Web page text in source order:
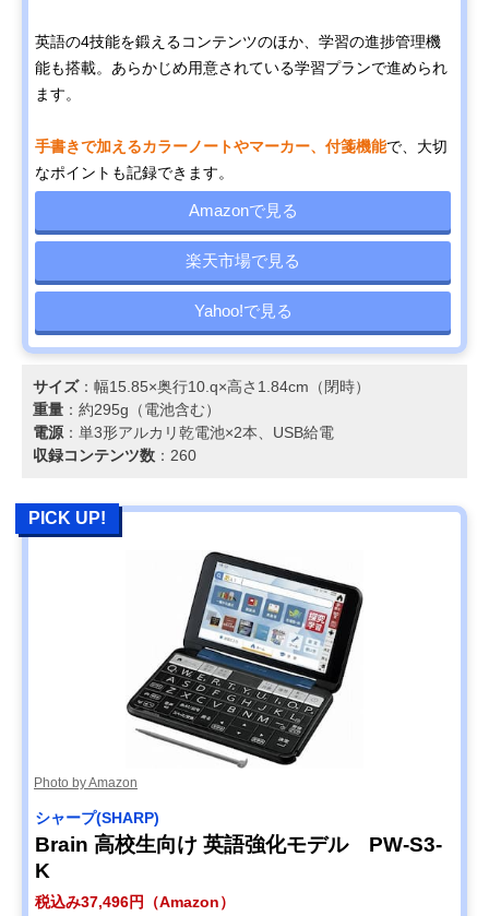
英語の4技能を鍛えるコンテンツのほか、学習の進捗管理機
能も搭載。あらかじめ用意されている学習プランで進められ
ます。
手書きで加えるカラーノートやマーカー、付箋機能で、大切
なポイントも記録できます。
Amazonで見る
楽天市場で見る
Yahoo!で見る
サイズ：幅15.85×奥行10.q×高さ1.84cm（閉時）
重量 ：約295g（電池含む）
電源 ：単3形アルカリ乾電池×2本、USB給電
収録コンテンツ数 ：260
PICK UP!
Photo by Amazon
シャープ(SHARP)
Brain 高校生向け 英語強化モデル PW-S3-
K
税込み37,496円（Amazon）